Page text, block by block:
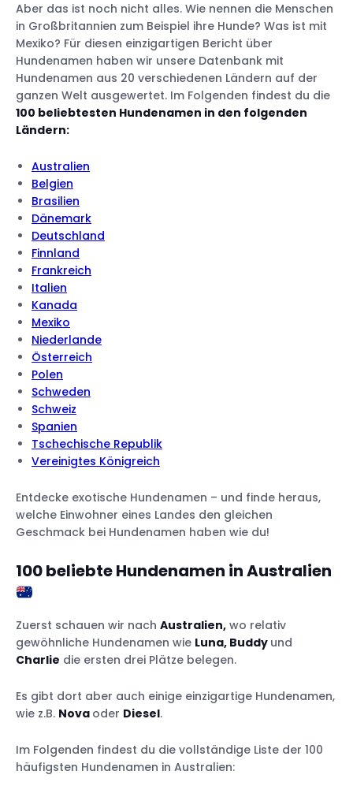
Aber das ist noch nicht alles. Wie nennen die Menschen
in Großbritannien zum Beispiel ihre Hunde? Was ist mit
Mexiko? Für diesen einzigartigen Bericht über
Hundenamen haben wir unsere Datenbank mit
Hundenamen aus 20 verschiedenen Ländern auf der
ganzen Welt ausgewertet. Im Folgenden findest du die
100 beliebtesten Hundenamen in den folgenden
Ländern:
Australien
Belgien
Brasilien
Dänemark
Deutschland
Finnland
Frankreich
Italien
Kanada
Mexiko
Niederlande
Österreich
Polen
Schweden
Schweiz
Spanien
Tschechische Republik
Vereinigtes Königreich
Entdecke exotische Hundenamen – und finde heraus,
welche Einwohner eines Landes den gleichen
Geschmack bei Hundenamen haben wie du!
100 beliebte Hundenamen in Australien
Zuerst schauen wir nach Australien, wo relativ
gewöhnliche Hundenamen wie Luna, Buddy und
Charlie die ersten drei Plätze belegen.
Es gibt dort aber auch einige einzigartige Hundenamen,
wie z.B. Nova oder Diesel.
Im Folgenden findest du die vollständige Liste der 100
häufigsten Hundenamen in Australien: